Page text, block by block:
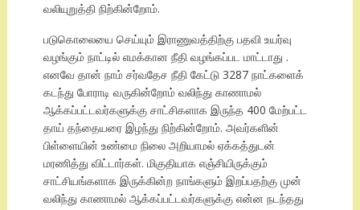
வலியுறுத்தி நிற்கின்றோம்.
படுகொலையை செய்யும் இராணுவத்திற்கு பதவி உயர்வு
வழங்கும் நாட்டில் எமக்கான நீதி வழங்கப்பட மாட்டாது .
எனவே தான் நாம் சர்வதேச நீதி கேட்டு 3287 நாட்களைக்
கடந்து போராடி வருகின்றோம் வலிந்து காணாமல்
ஆக்கப்பட்டவர்களுக்கு சாட்சிகளாக இருந்த 400 மேற்பட்ட
தாய் தந்தையரை இழந்து நிற்கின்றோம். அவர்களின்
பிள்ளையின் உண்மை நிலை அறியாமல் ஏக்கத்துடன்
மரணித்து விட்டார்கள். மிகுதியாக எஞ்சியிருக்கும்
சாட்சியங்களாக இருக்கின்ற நாங்களும் இறப்பதற்கு முன்
வலிந்து காணாமல் ஆக்கப்பட்டவர்களுக்கு என்ன நடந்தது